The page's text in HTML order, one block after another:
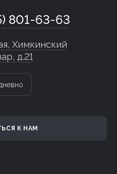
801-63-63
Химкинский
д.21
К НАМ